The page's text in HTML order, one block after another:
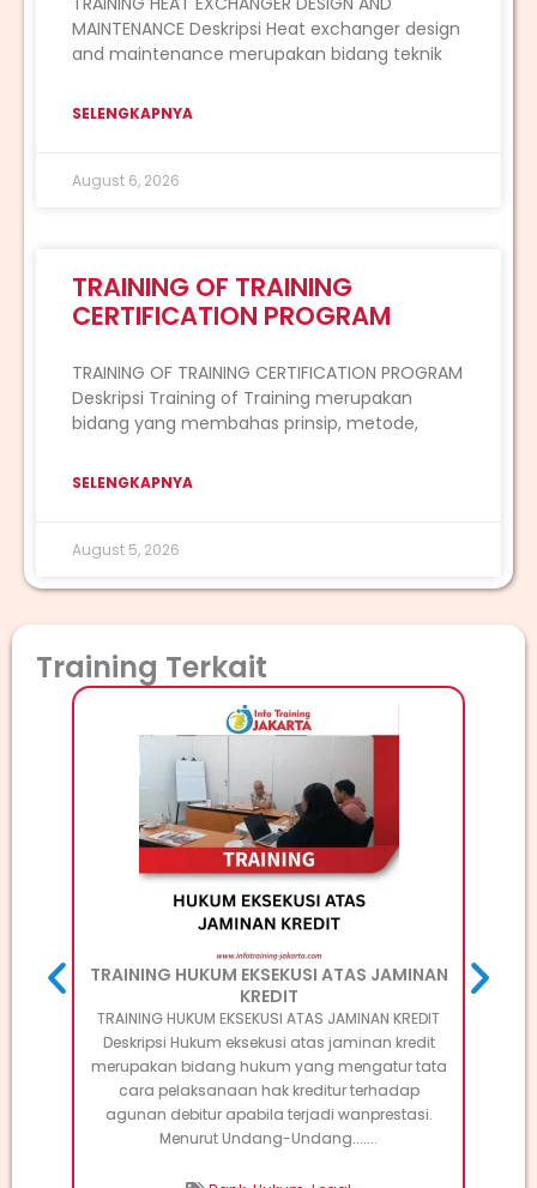
MAINTENANCE Deskripsi Heat exchanger design
and maintenance merupakan bidang teknik
SELENGKAPNYA
August 6, 2026
TRAINING OF TRAINING
CERTIFICATION PROGRAM
TRAINING OF TRAINING CERTIFICATION PROGRAM
Deskripsi Training of Training merupakan
bidang yang membahas prinsip, metode,
SELENGKAPNYA
August 5, 2026
Training Terkait
TRAINING HUKUM EKSEKUSI ATAS JAMINAN
KREDIT
TRAINING HUKUM EKSEKUSI ATAS JAMINAN KREDIT
Deskripsi Hukum eksekusi atas jaminan kredit
merupakan bidang hukum yang mengatur tata
cara pelaksanaan hak kreditur terhadap
agunan debitur apabila terjadi wanprestasi.
Menurut Undang-Undang.......